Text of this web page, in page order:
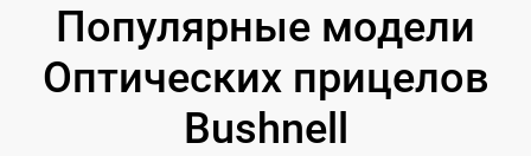
Популярные модели
Оптических прицелов
Bushnell